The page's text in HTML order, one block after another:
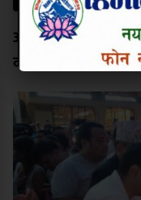
अक्षर चिनेको
दीपक कार्की